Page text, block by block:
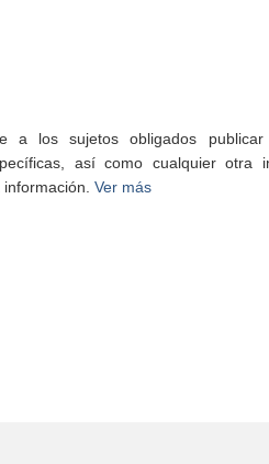
a los sujetos obligados publicar
así como cualquier otra
Ver más